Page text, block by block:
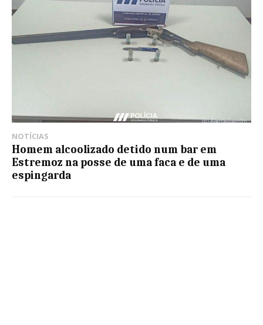
NOTÍCIAS
Homem alcoolizado detido num bar em
Estremoz na posse de uma faca e de uma
espingarda